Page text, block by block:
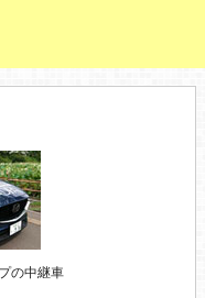
の中継車